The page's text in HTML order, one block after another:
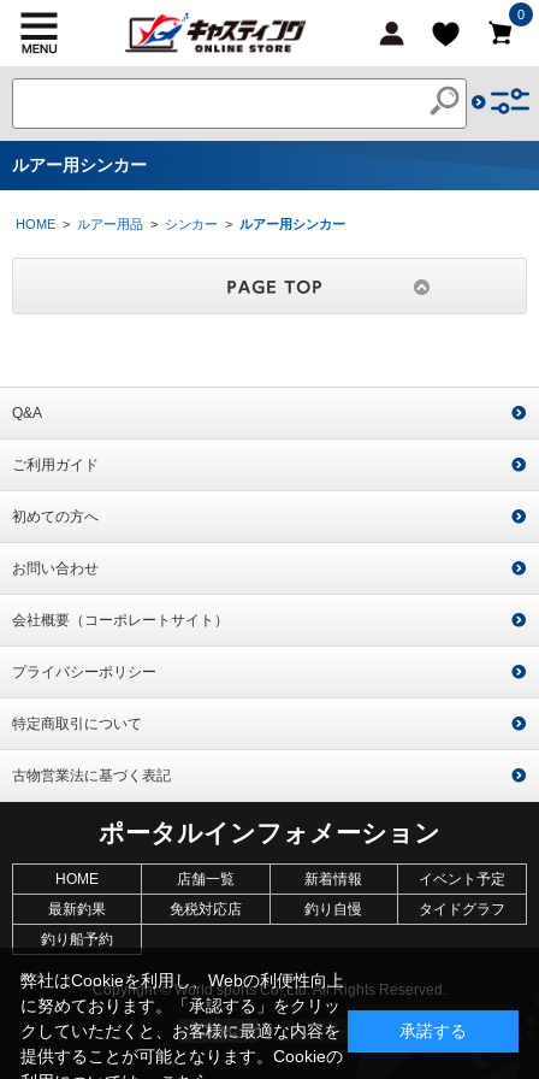
0
ルアー用シンカー
HOME > ルアー用品 > シンカー > ルアー用シンカー
Q&A
ご利用ガイド
初めての方へ
お問い合わせ
会社概要（コーポレートサイト）
プライバシーポリシー
特定商取引について
古物営業法に基づく表記
ポータルインフォメーション
HOME 店舗一覧 新着情報
イベント予定
最新釣果
免税対応店 釣り自慢
タイドグラフ
釣り船予約
Copyright © World sports Co.,Ltd. All Rights Reserved.
弊社はCookieを利用し、Webの利便性向上
に努めております。「承認する」をクリッ
クしていただくと、お客様に最適な内容を
提供することが可能となります。Cookieの
承諾する